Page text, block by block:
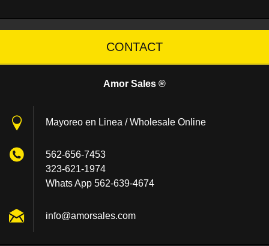
CONTACT
Amor Sales ®
Mayoreo en Linea / Wholesale Online
562-656-7453
323-621-1974
Whats App 562-639-4674
info@amorsales.com